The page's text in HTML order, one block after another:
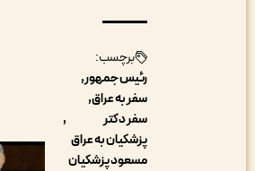
برچسب:
رئیس جمهور
سفر به عراق
سفر دکتر
پزشکیان به عراق
مسعود پزشکیان